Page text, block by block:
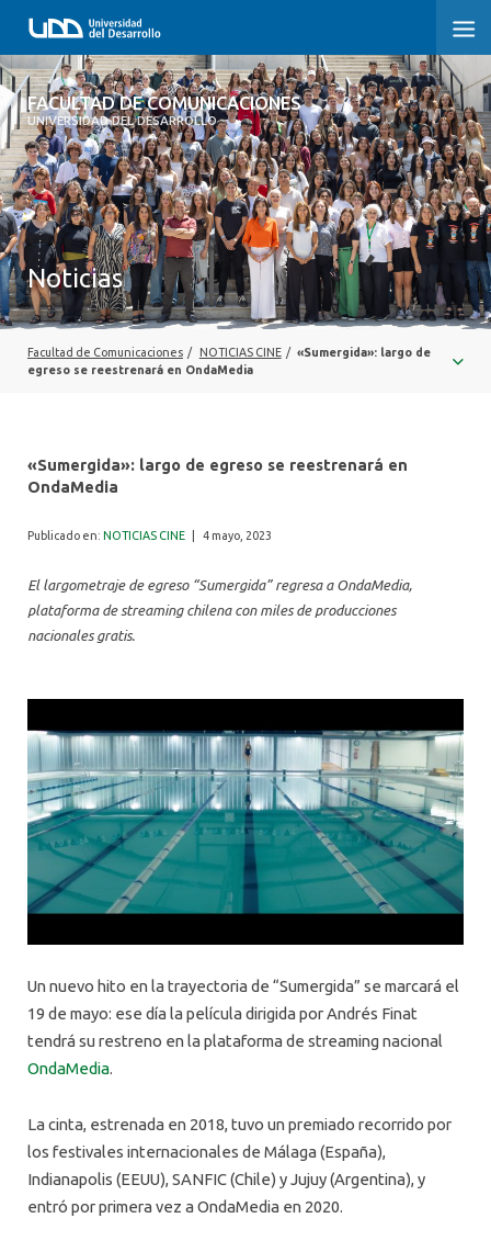
FACULTAD DE COMUNICACIONES
UNIVERSIDAD DEL DESARROLLO
FACULTAD DE COMUNICACIONES
INICIO
SOBRE LA FACULTAD
CARRERAS
POSTGRADOS Y EDUCACIÓN CONTINUA
INVESTIGACIÓN
ALUMNI
Noticias
Facultad de Comunicaciones / NOTICIAS CINE / «Sumergida»: largo de
egreso se reestrenará en OndaMedia
«Sumergida»: largo de egreso se reestrenará en
OndaMedia
Publicado en: NOTICIAS CINE 4 mayo, 2023
El largometraje de egreso “Sumergida” regresa a OndaMedia,
plataforma de streaming chilena con miles de producciones
nacionales gratis.
Un nuevo hito en la trayectoria de “Sumergida” se marcará el
19 de mayo: ese día la película dirigida por Andrés Finat
tendrá su restreno en la plataforma de streaming nacional
OndaMedia.
La cinta, estrenada en 2018, tuvo un premiado recorrido por
los festivales internacionales de Málaga (España),
Indianapolis (EEUU), SANFIC (Chile) y Jujuy (Argentina), y
entró por primera vez a OndaMedia en 2020.